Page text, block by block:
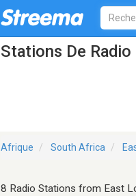
Stations De
Afrique South Africa
8 Radio Stations from East